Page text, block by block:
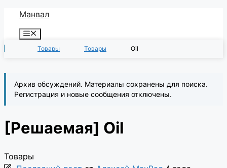
Перейти
содержимому
Манвал
Меню
Товары Товары Oil
Архив обсуждений. Материалы сохранены для поиска.
Регистрация и новые сообщения отключены.
[Решаемая] Oil
Товары